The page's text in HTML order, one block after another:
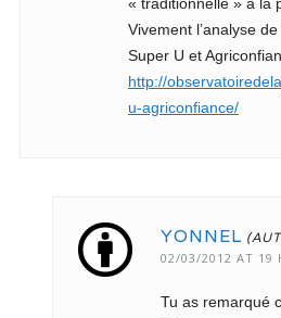
Vivement l’analyse
Super U et
http://
u-agriconfiance/
YONNEL
02/03/2012 AT 19
Tu as remarqué